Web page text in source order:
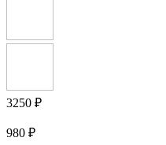
3250 ₽
980 ₽